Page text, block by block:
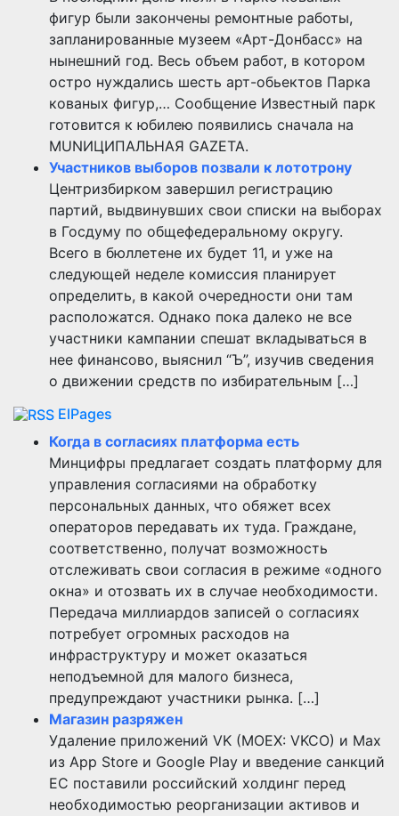
фигур были закончены ремонтные работы,
запланированные музеем «Арт-Донбасс» на
нынешний год. Весь объем работ, в котором
остро нуждались шесть арт-обьектов Парка
кованых фигур,… Сообщение Известный парк
готовится к юбилею появились сначала на
MUNИЦИПАЛЬНАЯ GAZЕТА.
Участников выборов позвали к лототрону
Центризбирком завершил регистрацию
партий, выдвинувших свои списки на выборах
в Госдуму по общефедеральному округу.
Всего в бюллетене их будет 11, и уже на
следующей неделе комиссия планирует
определить, в какой очередности они там
расположатся. Однако пока далеко не все
участники кампании спешат вкладываться в
нее финансово, выяснил “Ъ”, изучив сведения
о движении средств по избирательным […]
ElPages
Когда в согласиях платформа есть
Минцифры предлагает создать платформу для
управления согласиями на обработку
персональных данных, что обяжет всех
операторов передавать их туда. Граждане,
соответственно, получат возможность
отслеживать свои согласия в режиме «одного
окна» и отозвать их в случае необходимости.
Передача миллиардов записей о согласиях
потребует огромных расходов на
инфраструктуру и может оказаться
неподъемной для малого бизнеса,
предупреждают участники рынка. […]
Магазин разряжен
Удаление приложений VK (MOEX: VKCO) и Max
из App Store и Google Play и введение санкций
ЕС поставили российский холдинг перед
необходимостью реорганизации активов и